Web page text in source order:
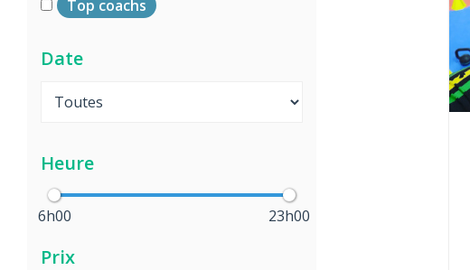
Top coachs
Date
Heure
6h00 23h00
Prix